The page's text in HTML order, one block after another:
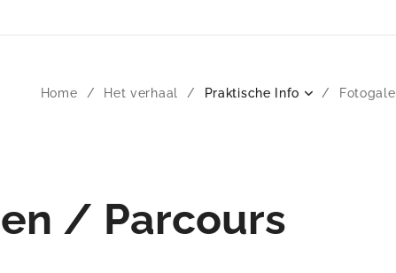
Home Het verhaal Praktische Info
/ Parcours